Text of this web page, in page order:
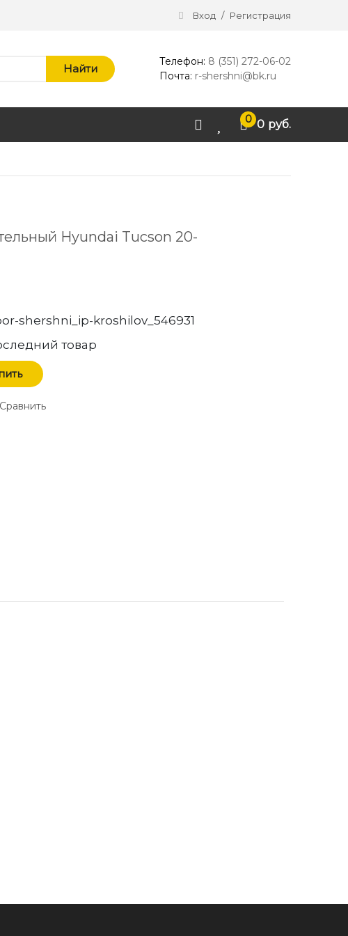
Вход / Регистрация
Найти
Телефон: 8 (351) 272-06-02
Почта: r-shershni@bk.ru
0 0 руб.
Hyundai Tucson 20-
shershni_ip-kroshilov_546931
товар
Сравнить